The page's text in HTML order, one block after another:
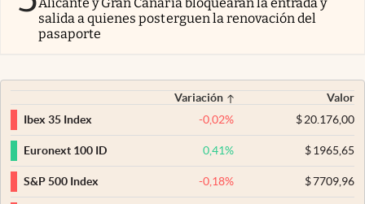
salida a quienes posterguen la renovación del
pasaporte
Variación
Valor
Ibex 35 Index
-0,02% $20.176,00
Euronext 100 ID 0,41% $1965,65
S&P 500 Index -0,18% $7709,96